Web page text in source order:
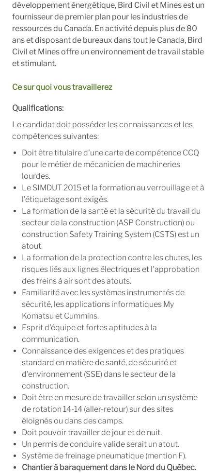
développement énergétique, Bird Civil et Mines est un
fournisseur de premier plan pour les industries de
ressources du Canada. En activité depuis plus de 80
ans et disposant de bureaux dans tout le Canada, Bird
Civil et Mines offre un environnement de travail stable
et stimulant.
Ce sur quoi vous travaillerez
Qualifications:
Le candidat doit posséder les connaissances et les
compétences suivantes:
Doit être titulaire d'une carte de compétence CCQ
pour le métier de mécanicien de machineries
lourdes.
Le SIMDUT 2015 et la formation au verrouillage et à
l'étiquetage sont exigés.
La formation de la santé et la sécurité du travail du
secteur de la construction (ASP Construction) ou
construction Safety Training System (CSTS)est un
atout.
La formation de la protection contre les chutes, les
risques liés aux lignes électriques et l'approbation
des freins à air sont des atouts.
Familiarité avec les systèmes instrumentés de
sécurité, les applications informatiques My
Komatsu et Cummins.
Esprit d'équipe et fortes aptitudes à la
communication.
Connaissance des exigences et des pratiques
standard en matière de santé, de sécurité et
d'environnement (SSE) dans le secteur de la
construction.
Doit être en mesure de travailler selon un système
de rotation 14-14 (aller-retour)sur des sites
éloignés ou dans des camps.
Doit pouvoir travailler de jour et de nuit.
Un permis de conduire valide serait un atout.
Système de freinage pneumatique (mention F).
Chantier à baraquement dans le Nord du Québec.